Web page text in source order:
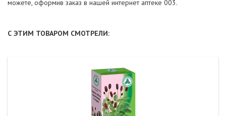
можете, оформив заказ в нашей интернет аптеке 003.
С ЭТИМ ТОВАРОМ СМОТРЕЛИ: